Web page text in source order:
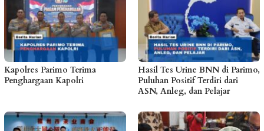
Kapolres Parimo Terima
Penghargaan Kapolri
Hasil Tes Urine BNN di Parimo,
Puluhan Positif Terdiri dari
ASN, Anleg, dan Pelajar